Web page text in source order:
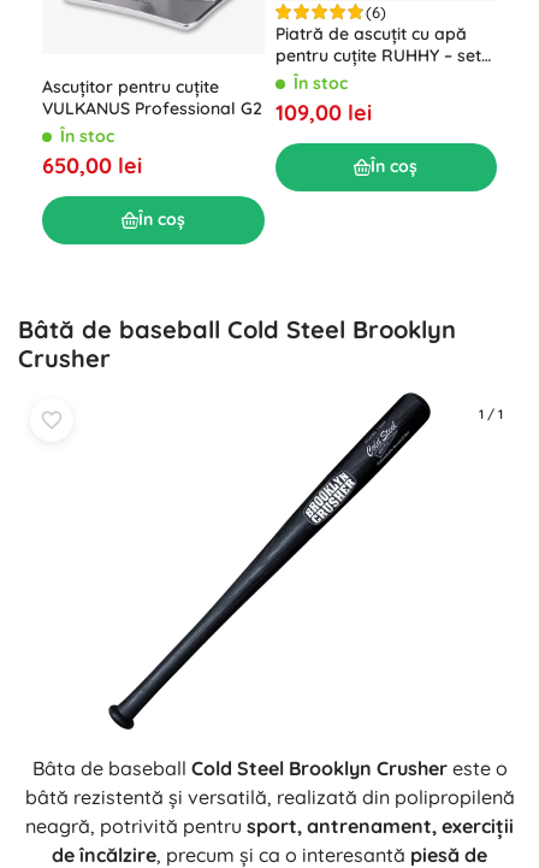
Ascuțitor pentru cuțite
VULKANUS Professional G2
În stoc
650,00 lei
În coș
(6)
Piatră de ascuțit cu apă
pentru cuțite RUHHY – set
cu mai multe granulații și
curea de piele
În stoc
109,00 lei
În coș
Bâtă de baseball Cold Steel Brooklyn
Crusher
1 / 1
Bâta de baseball Cold Steel Brooklyn Crushereste o
bâtă rezistentă și versatilă, realizată din polipropilenă
neagră, potrivită pentru sport, antrenament, exerciții
de încălzire, precum și ca o interesantă piesă de